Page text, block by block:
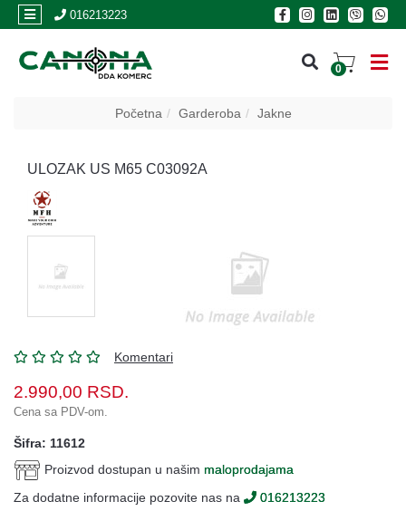
016213223
0
Početna Garderoba Jakne
ULOZAK US M65 C03092A
Komentari
2.990,00 RSD.
Cena sa PDV-om.
Šifra: 11612
Proizvod dostupan u našim maloprodajama
Za dodatne informacije pozovite nas na
016213223